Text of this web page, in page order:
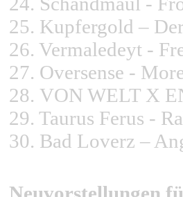
25. Kupfergold –
26. Vermaledeyt -
27. Oversense -
28. VON WELT X
29. Taurus Ferus -
30. Bad Loverz –